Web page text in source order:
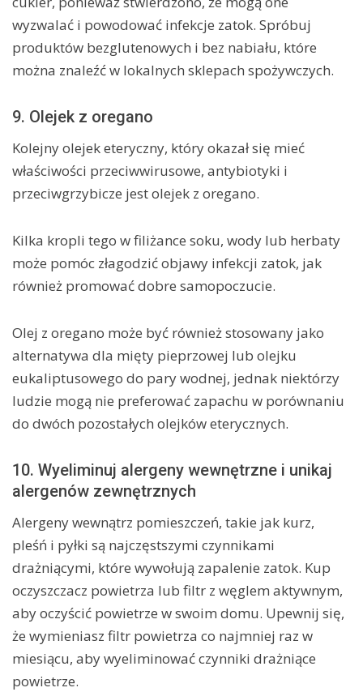
wyzwalać i powodować infekcje zatok. Spróbuj
produktów bezglutenowych i bez nabiału, które
można znaleźć w lokalnych sklepach spożywczych.
9. Olejek z oregano
Kolejny olejek eteryczny, który okazał się mieć
właściwości przeciwwirusowe, antybiotyki i
przeciwgrzybicze jest olejek z oregano.
Kilka kropli tego w filiżance soku, wody lub herbaty
może pomóc złagodzić objawy infekcji zatok, jak
również promować dobre samopoczucie.
Olej z oregano może być również stosowany jako
alternatywa dla mięty pieprzowej lub olejku
eukaliptusowego do pary wodnej, jednak niektórzy
ludzie mogą nie preferować zapachu w porównaniu
do dwóch pozostałych olejków eterycznych.
10. Wyeliminuj alergeny wewnętrzne i unikaj
alergenów zewnętrznych
Alergeny wewnątrz pomieszczeń, takie jak kurz,
pleśń i pyłki są najczęstszymi czynnikami
drażniącymi, które wywołują zapalenie zatok. Kup
oczyszczacz powietrza lub filtr z węglem aktywnym,
aby oczyścić powietrze w swoim domu. Upewnij się,
że wymieniasz filtr powietrza co najmniej raz w
miesiącu, aby wyeliminować czynniki drażniące
powietrze.